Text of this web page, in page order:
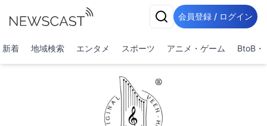
会員登録 / ログイン
新着 地域検索 エンタメ スポーツ アニメ・ゲーム BtoB・